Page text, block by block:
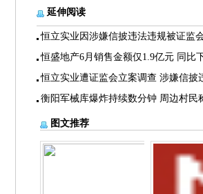
延伸阅读
恒立实业因涉嫌信披违法违规被证监
恒盛地产6月销售金额仅1.9亿元 同比
恒立实业遭证监会立案调查 涉嫌信披
衡阳军械库爆炸持续数分钟 周边村民
图文推荐